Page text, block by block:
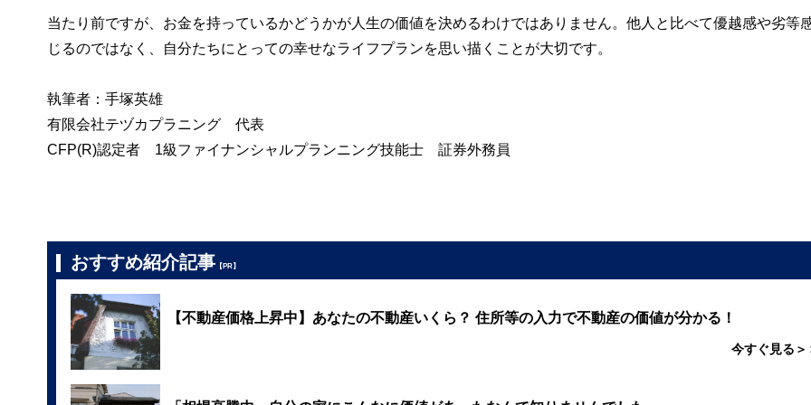
当たり前ですが、お金を持っているかどうかが人生の価値を決めるわけではありません。他人と比べて優越感や劣等
じるのではなく、自分たちにとっての幸せなライフプランを思い描くことが大切です。
執筆者：手塚英雄
有限会社テヅカプラニング 代表
CFP(R)認定者 1級ファイナンシャルプランニング技能士 証券外務員
おすすめ紹介記事 【PR】
【不動産価格上昇中】あなたの不動産いくら？ 住所等の入力で不動産の価値が分かる！
今すぐ見る＞